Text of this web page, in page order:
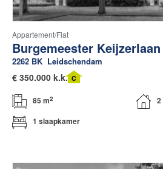
Appartement/flat
Burgemeester
2262 BK Leidschendam
€ 350.000 k.k. C
85 m2
2
1 slaapkamer